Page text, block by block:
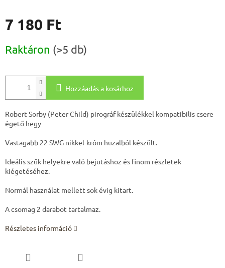
7 180 Ft
Raktáron (>5 db)
Hozzáadás a kosárhoz
Robert Sorby (Peter Child) pirográf készülékkel kompatibilis csere
égető hegy
Vastagabb 22 SWG nikkel-króm huzalból készült.
Ideális szűk helyekre való bejutáshoz és finom részletek
kiégetéséhez.
Normál használat mellett sok évig kitart.
A csomag 2 darabot tartalmaz.
Részletes információ